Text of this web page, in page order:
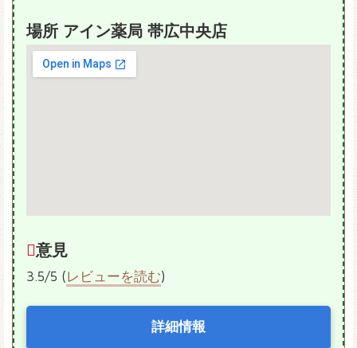
場所 アイン薬局 帯広中央店
意見
3.5/5 (レビューを読む)
詳細情報